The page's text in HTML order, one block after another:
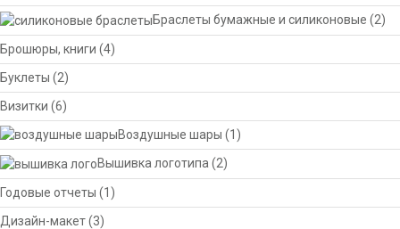
Браслеты бумажные и силиконовые (2)
Брошюры, книги (4)
Буклеты (2)
Визитки (6)
Воздушные шары (1)
Вышивка логотипа(2)
Годовые отчеты (1)
Дизайн-макет(3)